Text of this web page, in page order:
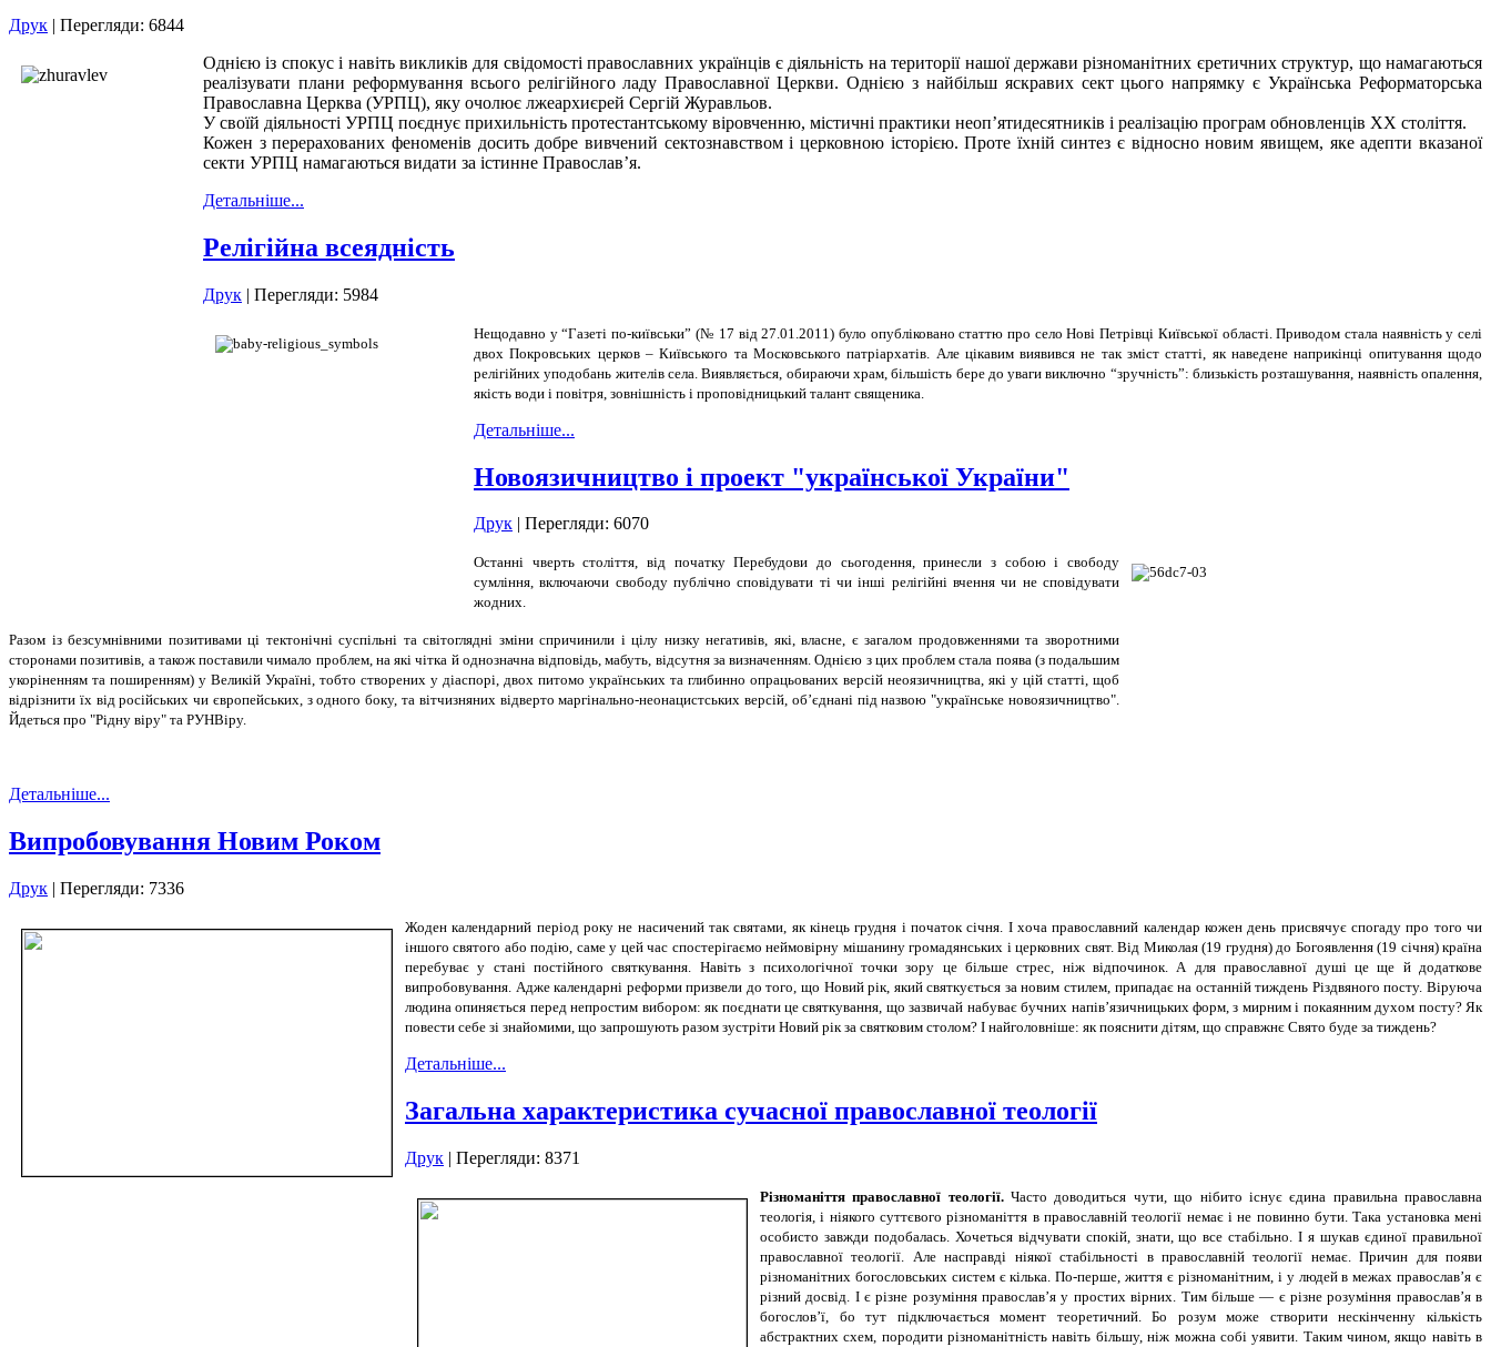
Друк | Перегляди: 6844
Однією із спокус і навіть викликів для свідомості православних українців є діяльність на території нашої держави різноманітних єретичних структур, що намагаються
реалізувати плани реформування всього релігійного ладу Православної Церкви. Однією з найбільш яскравих сект цього напрямку є Українська Реформаторська
Православна Церква (УРПЦ), яку очолює лжеархиєрей Сергій Журавльов.
У своїй діяльності УРПЦ поєднує прихильність протестантському віровченню, містичні практики неоп’ятидесятників і реалізацію програм обновленців ХХ століття.
Кожен з перерахованих феноменів досить добре вивчений сектознавством і церковною історією. Проте їхній синтез є відносно новим явищем, яке адепти вказаної
секти УРПЦ намагаються видати за істинне Православ’я.
Детальніше...
Релігійна всеядність
Друк | Перегляди: 5984
Нещодавно у “Газеті по-київськи” (№ 17 від 27.01.2011) було опубліковано статтю про село Нові Петрівці Київської області. Приводом стала наявність у селі
двох Покровських церков – Київського та Московського патріархатів. Але цікавим виявився не так зміст статті, як наведене наприкінці опитування щодо
релігійних уподобань жителів села. Виявляється, обираючи храм, більшість бере до уваги виключно “зручність”: близькість розташування, наявність опалення,
якість води і повітря, зовнішність і проповідницький талант священика.
Детальніше...
Новоязичництво і проект "української України"
Друк | Перегляди: 6070
Останні чверть століття, від початку Перебудови до сьогодення, принесли з собою і свободу
сумління, включаючи свободу публічно сповідувати ті чи інші релігійні вчення чи не сповідувати
жодних.
Разом із безсумнівними позитивами ці тектонічні суспільні та світоглядні зміни спричинили і цілу низку негативів, які, власне, є загалом продовженнями та зворотними
сторонами позитивів, а також поставили чимало проблем, на які чітка й однозначна відповідь, мабуть, відсутня за визначенням. Однією з цих проблем стала поява (з подальшим
укоріненням та поширенням) у Великій Україні, тобто створених у діаспорі, двох питомо українських та глибинно опрацьованих версій неоязичництва, які у цій статті, щоб
відрізнити їх від російських чи європейських, з одного боку, та вітчизняних відверто маргінально-неонацистських версій, об’єднані під назвою "українське новоязичництво".
Йдеться про "Рідну віру" та РУНВіру.
Детальніше...
Випробовування Новим Роком
Друк | Перегляди: 7336
Жоден календарний період року не насичений так святами, як кінець грудня і початок січня. І хоча православний календар кожен день присвячує спогаду про того чи
іншого святого або подію, саме у цей час спостерігаємо неймовірну мішанину громадянських і церковних свят. Від Миколая (19 грудня) до Богоявлення (19 січня) країна
перебуває у стані постійного святкування. Навіть з психологічної точки зору це більше стрес, ніж відпочинок. А для православної душі це ще й додаткове
випробовування. Адже календарні реформи призвели до того, що Новий рік, який святкується за новим стилем, припадає на останній тиждень Різдвяного посту. Віруюча
людина опиняється перед непростим вибором: як поєднати це святкування, що зазвичай набуває бучних напів’язичницьких форм, з мирним і покаянним духом посту? Як
повести себе зі знайомими, що запрошують разом зустріти Новий рік за святковим столом? І найголовніше: як пояснити дітям, що справжнє Свято буде за тиждень?
Детальніше...
Загальна характеристика сучасної православної теології
Друк | Перегляди: 8371
Різноманіття православної теології.Часто доводиться чути, що нібито існує єдина правильна православна
теологія, і ніякого суттєвого різноманіття в православній теології немає і не повинно бути. Така установка мені
особисто завжди подобалась. Хочеться відчувати спокій, знати, що все стабільно. І я шукав єдиної правильної
православної теології. Але насправді ніякої стабільності в православній теології немає. Причин для появи
різноманітних богословських систем є кілька. По-перше, життя є різноманітним, і у людей в межах православ’я є
різний досвід. І є різне розуміння православ’я у простих вірних. Тим більше — є різне розуміння православ’я в
богослов’ї, бо тут підключається момент теоретичний. Бо розум може створити нескінченну кількість
абстрактних схем, породити різноманітність навіть більшу, ніж можна собі уявити. Таким чином, якщо навіть в